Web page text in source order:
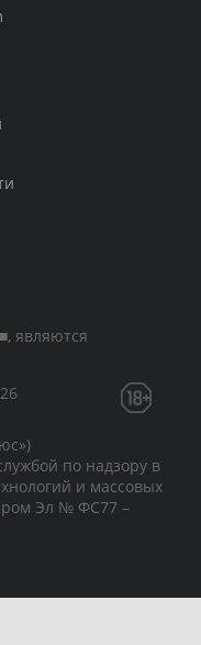
являются
по надзору в
и массовых
Эл № ФС77 –